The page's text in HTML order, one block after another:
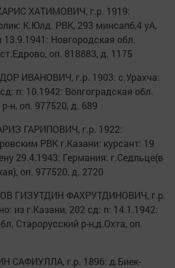
ХАТИМОВИЧ, г.р. 1919:
К.Юлд. РВК, 293 минсапб,4 уА,
13.9.1941: Новгородская обл.
оп. 818883, д. 1175
ИВАНОВИЧ, г.р. 1903: с.Урахча:
п: 10.1942: Волгоградская обл.
н, оп. 977520, д. 689
ГАРИПОВИЧ, г.р. 1922:
РВК г.Казани: курсант: 19
29.4.1943: Германия: г.Седльце(в
оп. 977520, д. 2720
ГИЗУТДИН ФАХРУТДИНОВИЧ, г.р.
из г.Казани, 202 сд: п: 14.1.1942:
Старорусский р-н,д.Охта, оп.
САФИУЛЛА, г.р. 1896: д.Биек-